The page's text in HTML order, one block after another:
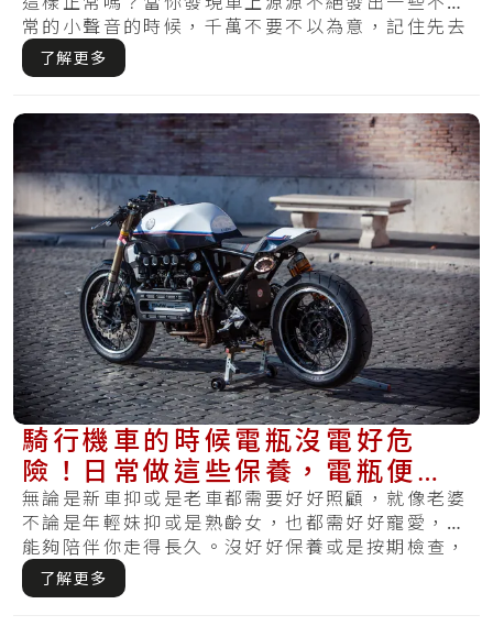
常的小聲音的時候，千萬不要不以為意，記住先去
機車.....
了解更多
騎行機車的時候電瓶沒電好危
險！日常做這些保養，電瓶便可
充滿電力～
無論是新車抑或是老車都需要好好照顧，就像老婆
不論是年輕妹抑或是熟齡女，也都需好好寵愛，才
能夠陪伴你走得長久。沒好好保養或是按期檢查，
哪天.....
了解更多